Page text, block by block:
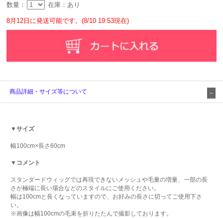
数量： 在庫：あり
8月12日に発送可能です。(8/10 19:53現在)
商品詳細・サイズ等について
▼サイズ
幅100cm×長さ60cm
▼コメント
スタンダードウィッグでは再現できないメッシュや毛量の増量、一部の長
さが極端に長い場合などのスタイルにご使用ください。
幅は100cmと長くなっていますので、お好みの長さに切ってご使用下さ
い。
※画像は幅100cmの毛束を折りたたんで撮影しております。